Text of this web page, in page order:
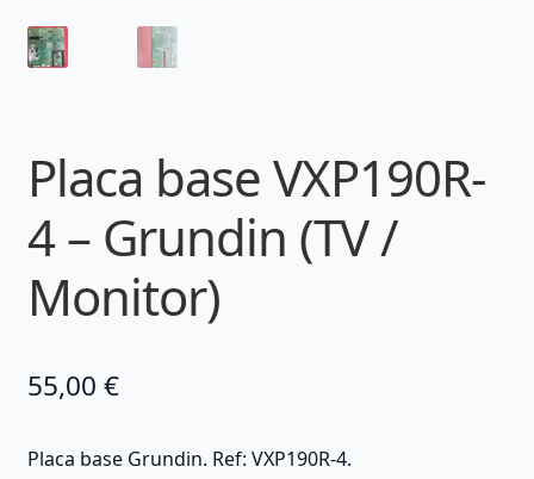
Placa base VXP190R-
4 – Grundin (TV /
Monitor)
55,00 €
Placa base Grundin. Ref: VXP190R-4.